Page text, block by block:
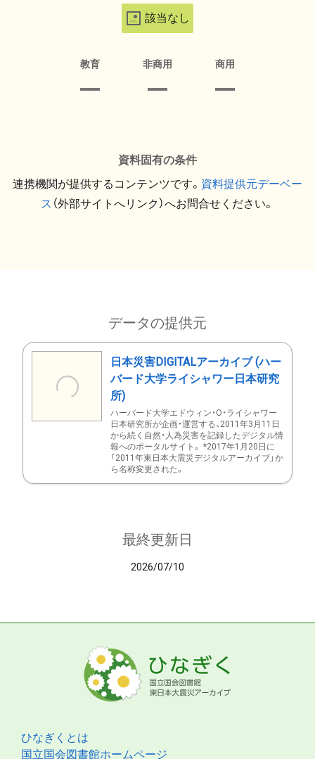
該当なし
教育 非商用 商用
資料固有の条件
連携機関が提供するコンテンツです。 資料提供元デーベー
ス （外部サイトへリンク）へお問合せください。
データの提供元
日本災害DIGITALアーカイブ (ハー
バード大学ライシャワー日本研究
所)
ハーバード大学エドウィン・O・ライシャワー
日本研究所が企画・運営する、2011年3月11日
から続く自然・人為災害を記録したデジタル情
報へのポータルサイト。 *2017年1月20日に
「2011年東日本大震災デジタルアーカイブ」か
ら名称変更された。
最終更新日
2026/07/10
ひなぎくとは
国立国会図書館ホームページ